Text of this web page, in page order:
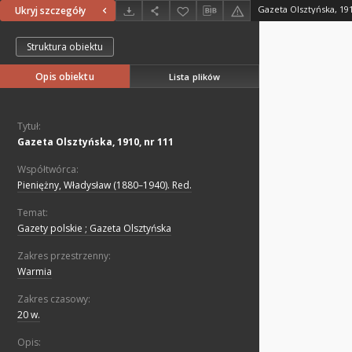
Ukryj szczegóły Gazeta Olsztyńska,
Struktura obiektu
Opis obiektu Lista plików
Tytuł:
Gazeta Olsztyńska, 1910, nr 111
Współtwórca:
Pieniężny, Władysław (1880–1940). Red.
Temat:
Gazety polskie ; Gazeta Olsztyńska
Zakres przestrzenny:
Warmia
Zakres czasowy:
20 w.
Opis: